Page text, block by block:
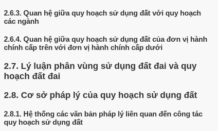
2.6.3. Quan hệ giữa quy hoạch sử dụng đất với quy hoạch
các ngành
2.6.4. Quan hệ giữa quy hoạch sử dụng đất của đơn vị hành
chính cấp trên với đơn vị hành chính cấp dưới
2.7. Lý luận phân vùng sử dụng đất đai và quy
hoạch đất đai
2.8. Cơ sở pháp lý của quy hoạch sử dụng đất
2.8.1. Hệ thống các văn bản pháp lý liên quan đến công tác
quy hoạch sử dụng đất